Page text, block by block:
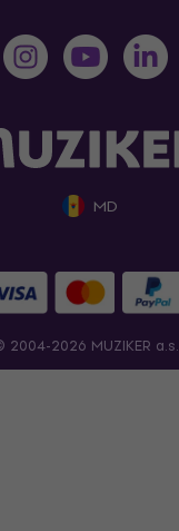
MD
2004-2026 MUZIKER a.s.